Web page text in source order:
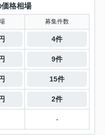
格相場
募集件数
4件
9件
15件
2件
-